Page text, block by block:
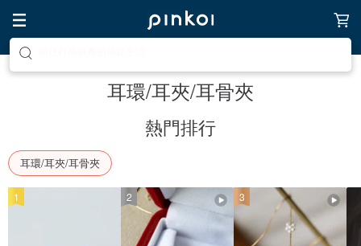
耳環/耳夾/耳骨夾
熱門排行
耳環/耳夾/耳骨夾
1 2 3